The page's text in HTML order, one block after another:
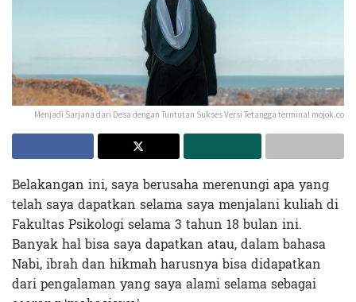
Menjadi Sarjana dari Desa dengan Tuntutan Sukses Versi Tetangga terminal mojok.co
Belakangan ini, saya berusaha merenungi apa yang
telah saya dapatkan selama saya menjalani kuliah di
Fakultas Psikologi selama 3 tahun 18 bulan ini.
Banyak hal bisa saya dapatkan atau, dalam bahasa
Nabi, ibrah dan hikmah harusnya bisa didapatkan
dari pengalaman yang saya alami selama sebagai